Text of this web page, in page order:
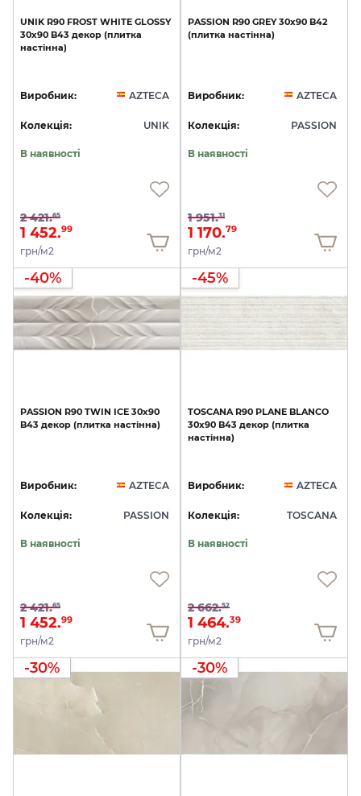
UNIK R90 FROST WHITE GLOSSY
30x90 B43 декор (плитка
настінна)
Виробник: AZTECA
Колекція: UNIK
В наявності
2 421.65
1 452.99
грн/м2
PASSION R90 GREY 30x90 B42
(плитка настінна)
Виробник: AZTECA
Колекція: PASSION
В наявності
1 951.31
1 170.79
грн/м2
-40%
PASSION R90 TWIN ICE 30x90
B43 декор (плитка настінна)
Виробник: AZTECA
Колекція: PASSION
В наявності
2 421.65
1 452.99
грн/м2
-45%
TOSCANA R90 PLANE BLANCO
30x90 B43 декор (плитка
настінна)
Виробник: AZTECA
Колекція: TOSCANA
В наявності
2 662.52
1 464.39
грн/м2
-30% -30%